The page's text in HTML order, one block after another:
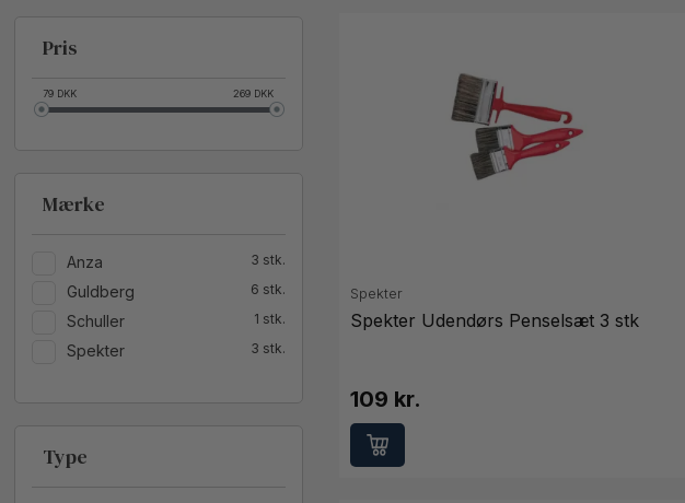
Pris
79 DKK 269 DKK
Mærke
Anza 3
Guldberg 6
Schuller 1
Spekter 3
Type
Spekter
Spekter Udendørs Penselsæt 3 stk
109 kr.